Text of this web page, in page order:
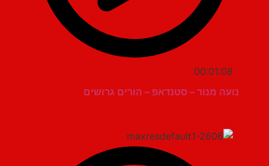
00:01:08
נועה מנור – סטנדאפ – הורים גרושים